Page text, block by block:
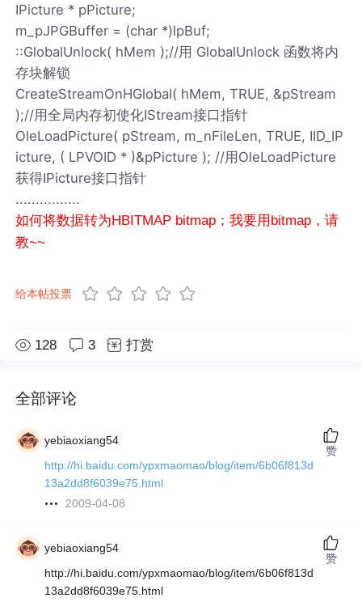
IPicture * pPicture;
m_pJPGBuffer = (char *)lpBuf;
::GlobalUnlock( hMem );//用 GlobalUnlock 函数将内
存块解锁
CreateStreamOnHGlobal( hMem, TRUE, &pStream
);//用全局内存初使化IStream接口指针
OleLoadPicture( pStream, m_nFileLen, TRUE, IID_IP
icture, ( LPVOID * )&pPicture ); //用OleLoadPicture
获得IPicture接口指针
................
如何将数据转为HBITMAP bitmap；我要用bitmap，请
教~~
给本帖投票
128 3 打赏
全部评论
yebiaoxiang54
http://hi.baidu.com/ypxmaomao/blog/item/6b06f813d
13a2dd8f6039e75.html
2009-04-08
赞
yebiaoxiang54
http://hi.baidu.com/ypxmaomao/blog/item/6b06f813d
13a2dd8f6039e75.html
赞